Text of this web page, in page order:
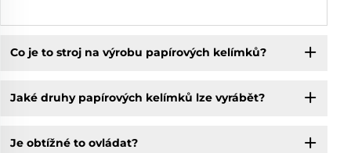
Co je to stroj na výrobu papírových kelímků?
Jaké druhy papírových kelímků lze vyrábět?
Je obtížné to ovládat?